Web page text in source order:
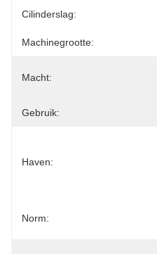
Cilinderslag:
Machinegrootte:
Macht:
Gebruik:
Haven:
Norm: